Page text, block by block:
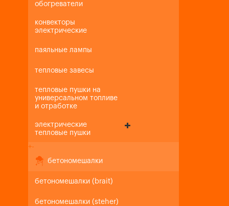
обогреватели
конвекторы
электрические
паяльные лампы
тепловые завесы
тепловые пушки на
универсальном топливе
и отработке
электрические
тепловые пушки
+-
бетономешалки
бетономешалки (brait)
бетономешалки (steher)